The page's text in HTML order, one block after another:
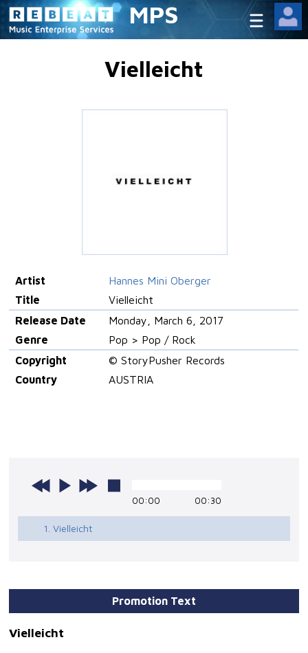
MPS
Vielleicht
Artist
Hannes Mini Oberger
Title
Vielleicht
Release Date
Monday, March 6, 2017
Genre
Pop > Pop / Rock
Copyright
© StoryPusher Records
Country
AUSTRIA
00:00 00:30
1. Vielleicht
Promotion Text
Vielleicht